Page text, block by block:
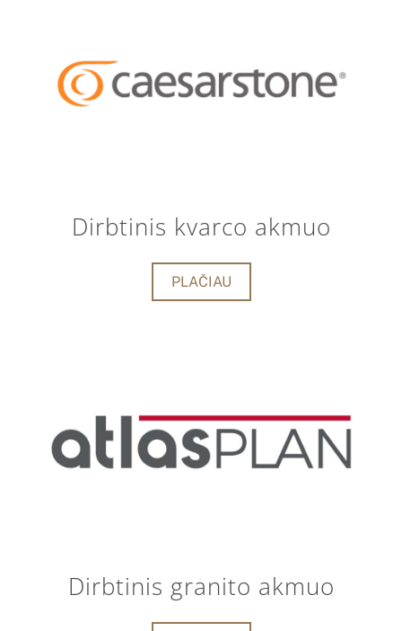
Dirbtinis kvarco akmuo
PLAČIAU
Dirbtinis granito akmuo